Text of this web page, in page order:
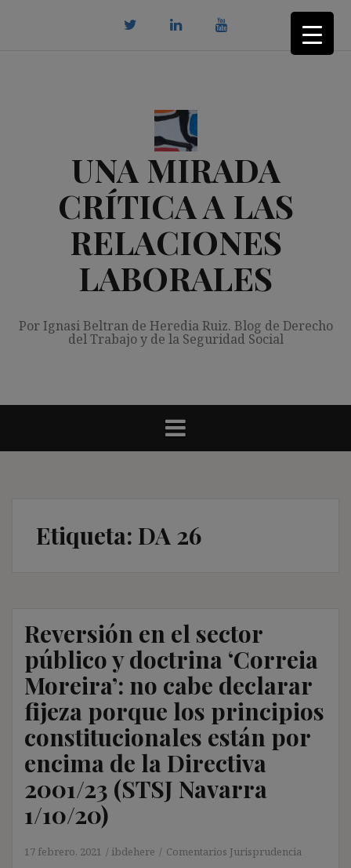
UNA MIRADA
CRÍTICA A LAS
RELACIONES
LABORALES
Por Ignasi Beltran de Heredia Ruiz. Blog de Derecho
del Trabajo y de la Seguridad Social
Etiqueta: DA 26
Reversión en el sector
público y doctrina ‘Correia
Moreira’: no cabe declarar
fijeza porque los principios
constitucionales están por
encima de la Directiva
2001/23 (STSJ Navarra
1/10/20)
17 febrero, 2021 ibdehere Comentarios Jurisprudencia